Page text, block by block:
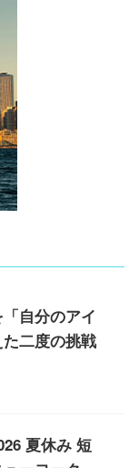
「自分のアイ
二度の挑戦
夏休み 短